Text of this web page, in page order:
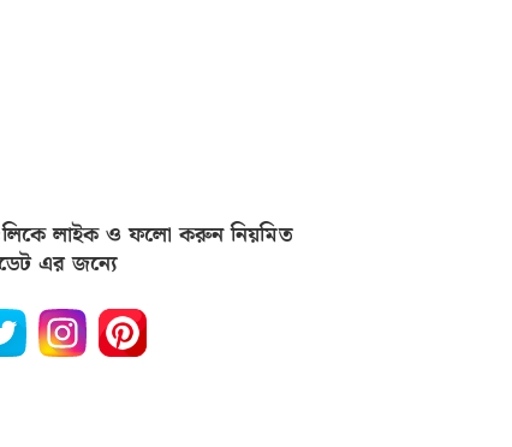
লাইক ও ফলো করুন নিয়মিত
এর জন্যে